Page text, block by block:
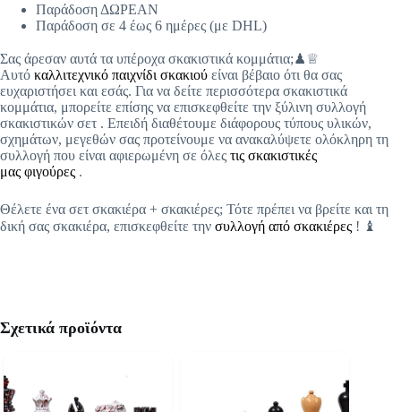
Παράδοση ΔΩΡΕΑΝ
Παράδοση σε 4 έως 6 ημέρες (με DHL)
Σας άρεσαν αυτά τα υπέροχα σκακιστικά κομμάτια;♟♕
Αυτό καλλιτεχνικό παιχνίδι σκακιού είναι βέβαιο ότι θα σας
ευχαριστήσει και εσάς. Για να δείτε περισσότερα σκακιστικά
κομμάτια, μπορείτε επίσης να επισκεφθείτε την ξύλινη συλλογή
σκακιστικών σετ . Επειδή διαθέτουμε διάφορους τύπους υλικών,
σχημάτων, μεγεθών σας προτείνουμε να ανακαλύψετε ολόκληρη τη
συλλογή που είναι αφιερωμένη σε όλες τις σκακιστικές
μας φιγούρες .
Θέλετε ένα σετ σκακιέρα + σκακιέρες; Τότε πρέπει να βρείτε και τη
δική σας σκακιέρα, επισκεφθείτε την συλλογή από σκακιέρες ! ♝
Σχετικά προϊόντα